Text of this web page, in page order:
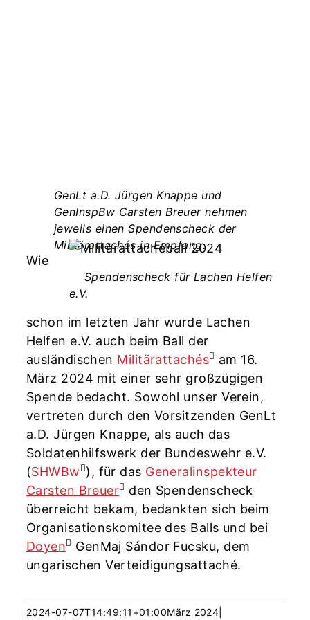
GenLt a.D. Jürgen Knappe und
GenInspBw Carsten Breuer nehmen
jeweils einen Spendenscheck der
Militärattachés in Empfang.
Spendenscheck für Lachen Helfen
e.V.
Wie
schon im letzten Jahr wurde Lachen
Helfen e.V. auch beim Ball der
ausländischen Militärattachés
am 16.
März 2024 mit einer sehr großzügigen
Spende bedacht. Sowohl unser Verein,
vertreten durch den Vorsitzenden GenLt
a.D. Jürgen Knappe, als auch das
Soldatenhilfswerk der Bundeswehr e.V.
(SHWBw ), für das Generalinspekteur
Carsten Breuer
den Spendenscheck
überreicht bekam, bedankten sich beim
Organisationskomitee des Balls und bei
Doyen
GenMaj Sándor Fucsku, dem
ungarischen Verteidigungsattaché.
2024-07-07T14:49:11+01:00März 2024